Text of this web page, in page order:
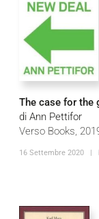
The case for the
di Ann Pettifor
Verso Books,
16 Settembre 2020 |